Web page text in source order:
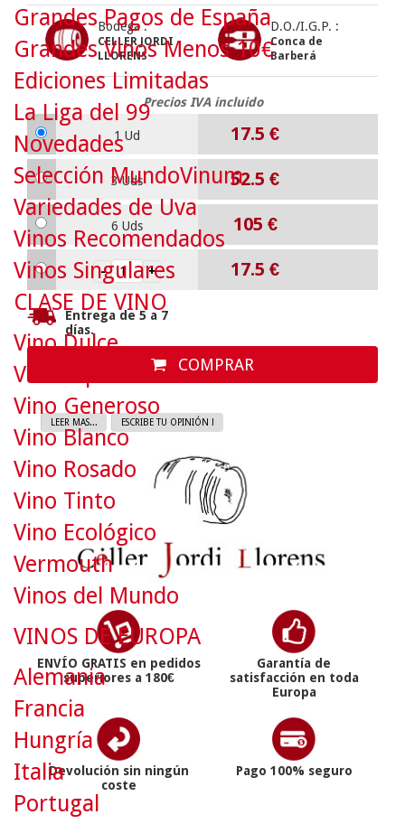
Bodega :
CELLER JORDI
LLORENS
D.O./I.G.P. :
Conca de
Barberá
Precios IVA incluido
1 Ud 17.5 €
3 Uds 52.5 €
6 Uds 105 €
17.5 €
Entrega de 5 a 7
días.
COMPRAR
LEER MAS... ESCRIBE TU OPINIÓN !
ENVÍO GRATIS en pedidos
superiores a 180€
Garantía de
satisfacción en toda
Europa
Devolución sin ningún
coste
Pago 100% seguro
Grandes Pagos de España
Grandes Vinos Menos 10€
Ediciones Limitadas
La Liga del 99
Novedades
Selección MundoVinum
Variedades de Uva
Vinos Recomendados
Vinos Singulares
CLASE DE VINO
Vino Dulce
Vino Espumoso
Vino Generoso
Vino Blanco
Vino Rosado
Vino Tinto
Vino Ecológico
Vermouth
Vinos del Mundo
VINOS DE EUROPA
Alemania
Francia
Hungría
Italia
Portugal